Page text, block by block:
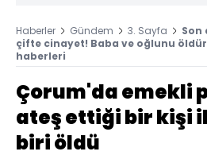
Haberler Gündem 3. Sayfa
Son
çifte cinayet! Baba ve oğlunu
haberleri
Çorum'da emekli
ateş ettiği bir kişi
biri öldü